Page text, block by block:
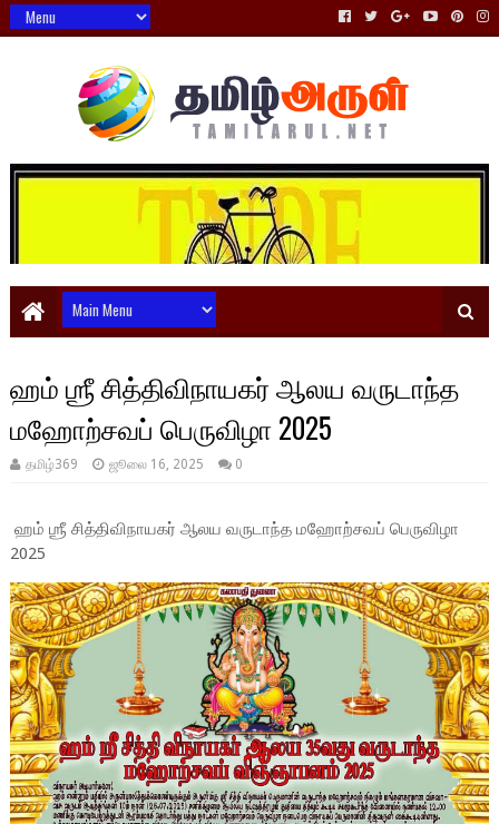
ஹம் ஶ்ரீ சித்திவிநாயகர் ஆலய வருடாந்த
மஹோற்சவப் பெருவிழா 2025
தமிழ்369 ஜூலை 16, 2025 0
ஹம் ஶ்ரீ சித்திவிநாயகர் ஆலய வருடாந்த மஹோற்சவப் பெருவிழா
2025